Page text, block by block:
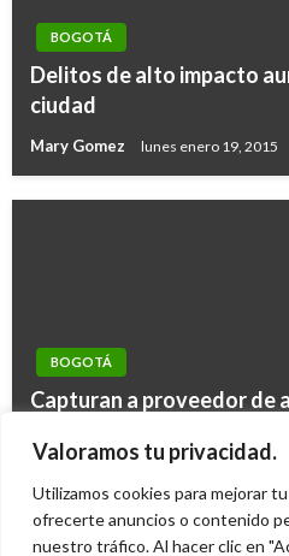
Valoramos tu privacidad.
Utilizamos cookies para mejorar
ofrecerte anuncios o contenido
nuestro tráfico. Al hacer clic en
BOGOTÁ
Delitos de alto impacto
ciudad
Mary Gomez lunes enero 19, 2015
BOGOTÁ
Capturan a proveedor de
agosto para la vacuna
Giovanni Alarcón M. domingo
BOGOTÁ
Autoridades revelan
Manuel Reyes Beltran lunes